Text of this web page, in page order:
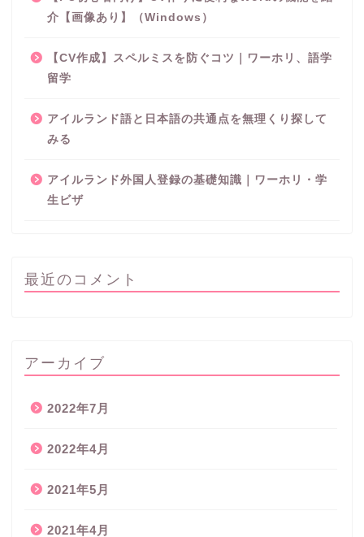
介【画像あり】（Windows）
【CV作成】スペルミスを防ぐコツ｜ワーホリ、語学
留学
アイルランド語と日本語の共通点を無理くり探して
みる
アイルランド外国人登録の基礎知識｜ワーホリ・学
生ビザ
最近のコメント
アーカイブ
2022年7月
2022年4月
2021年5月
2021年4月